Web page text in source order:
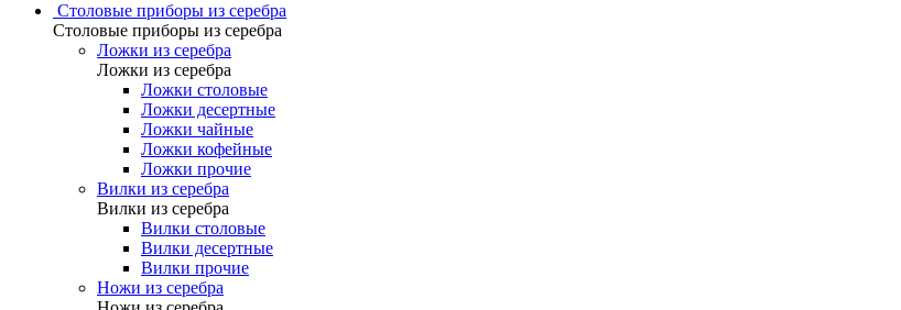
Столовые приборы из серебра
Столовые приборы из серебра
Ложки из серебра
Ложки из серебра
Ложки столовые
Ложки десертные
Ложки чайные
Ложки кофейные
Ложки прочие
Вилки из серебра
Вилки из серебра
Вилки столовые
Вилки десертные
Вилки прочие
Ножи из серебра